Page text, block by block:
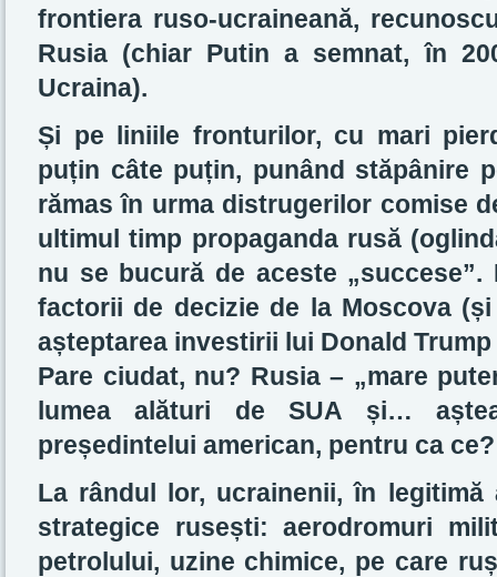
frontiera ruso-ucraineană,
Rusia (chiar Putin a semnat, în
Ucraina).
Și pe liniile fronturilor, cu mari
puțin câte puțin, punând stăpânire
rămas în urma distrugerilor comise
ultimul timp propaganda rusă
nu se bucură de aceste
factorii de decizie de la Moscova
așteptarea investirii lui Donald
Pare ciudat, nu? Rusia – „mare
lumea alături de SUA și…
președintelui american, pentru ca
La rândul lor, ucrainenii, în
strategice rusești: aerodromuri
petrolului, uzine chimice, pe care